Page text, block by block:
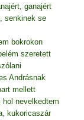
ganajért
senkinek se
bokrokon
szeretett
Andrásnak
mellett
nevelkedtem
kukoricaszár